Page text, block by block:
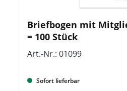
Briefbogen mit
= 100 Stück
Art.-Nr.: 01099
Sofort lieferbar